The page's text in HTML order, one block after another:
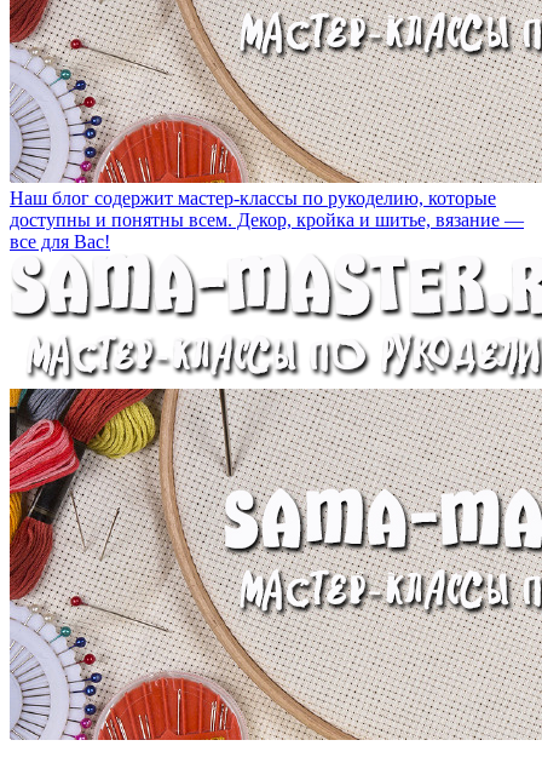
Наш блог содержит мастер-классы по рукоделию, которые
доступны и понятны всем. Декор, кройка и шитье, вязание —
все для Вас!